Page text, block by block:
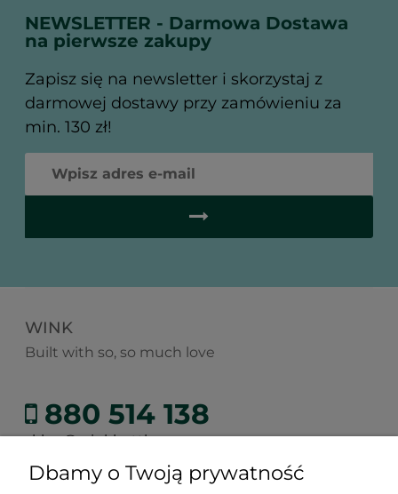
NEWSLETTER - Darmowa Dostawa
na pierwsze zakupy
Zapisz się na newsletter i skorzystaj z
darmowej dostawy przy zamówieniu za
min. 130 zł!
WINK
Built with so, so much love
880 514 138
sklep@winkbottle.com
Dbamy o Twoją prywatność